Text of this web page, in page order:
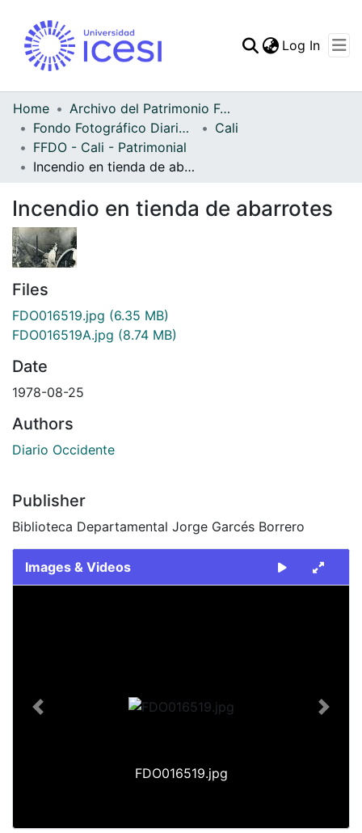
Statistics
Log In
Home
Archivo del Patrimonio Fotográfico y Fílmico del Valle del Cauca
Fondo Fotográfico Diario Occidente
Cali
FFDO - Cali - Patrimonial
Incendio en tienda de abarrotes
Incendio en tienda de abarrotes
Files
FDO016519.jpg (6.35 MB)
FDO016519A.jpg (8.74 MB)
Date
1978-08-25
Authors
Diario Occidente
Publisher
Biblioteca Departamental Jorge Garcés Borrero
Images & Videos
FDO016519.jpg
Previous Next